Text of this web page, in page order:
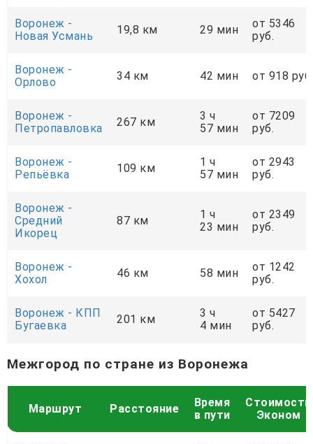
Воронеж -
Новая Усмань
19,8 км 29 мин
от 5346
руб.
Воронеж -
Орлово
34 км 42 мин от 918 руб.
Воронеж -
Петропавловка
267 км
3 ч
57 мин
от 7209
руб.
Воронеж -
Репьёвка
109 км
1 ч
57 мин
от 2943
руб.
Воронеж -
Средний
Икорец
87 км
1 ч
23 мин
от 2349
руб.
Воронеж -
Хохол
46 км 58 мин
от 1242
руб.
Воронеж - КПП
Бугаевка
201 км
3 ч
4 мин
от 5427
руб.
Межгород по стране из Воронежа
Маршрут Расстояние
Время
в пути
Стоимость
Эконом